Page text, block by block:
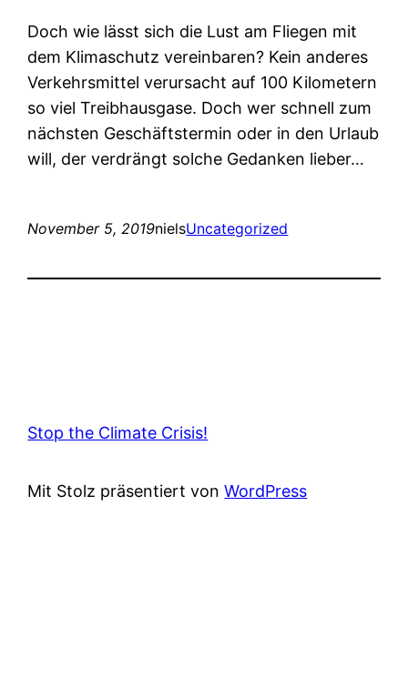
Doch wie lässt sich die Lust am Fliegen mit
dem Klimaschutz vereinbaren? Kein anderes
Verkehrsmittel verursacht auf 100 Kilometern
so viel Treibhausgase. Doch wer schnell zum
nächsten Geschäftstermin oder in den Urlaub
will, der verdrängt solche Gedanken lieber…
November 5, 2019nielsUncategorized
Stop the Climate Crisis!
Mit Stolz präsentiert vonWordPress